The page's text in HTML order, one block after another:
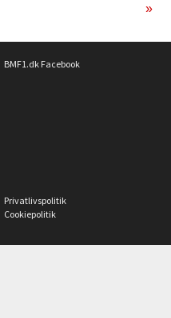
»
BMF1.dk Facebook
Privatlivspolitik
Cookiepolitik